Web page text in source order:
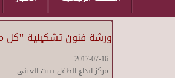
ورشة فنون تشكيلية "كل
2017-07-16
مركز ابداع الطفل ببيت العينى